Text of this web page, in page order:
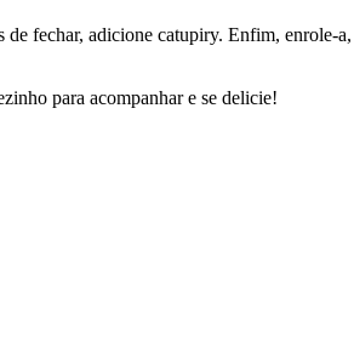
fechar, adicione catupiry. Enfim, enrole-
para acompanhar e se delicie!